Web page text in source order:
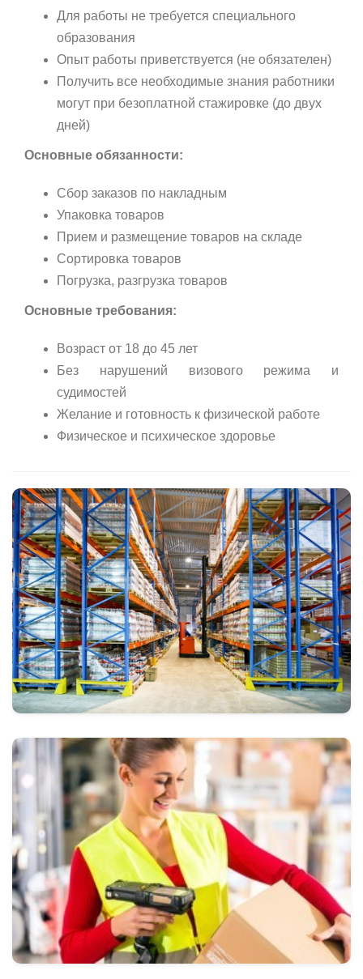
Для работы не требуется специального
образования
Опыт работы приветствуется (не обязателен)
Получить все необходимые знания работники
могут при безоплатной стажировке (до двух
дней)
Основные обязанности:
Сбор заказов по накладным
Упаковка товаров
Прием и размещение товаров на складе
Сортировка товаров
Погрузка, разгрузка товаров
Основные требования:
Возраст от 18 до 45 лет
Без нарушений визового режима и
судимостей
Желание и готовность к физической работе
Физическое и психическое здоровье